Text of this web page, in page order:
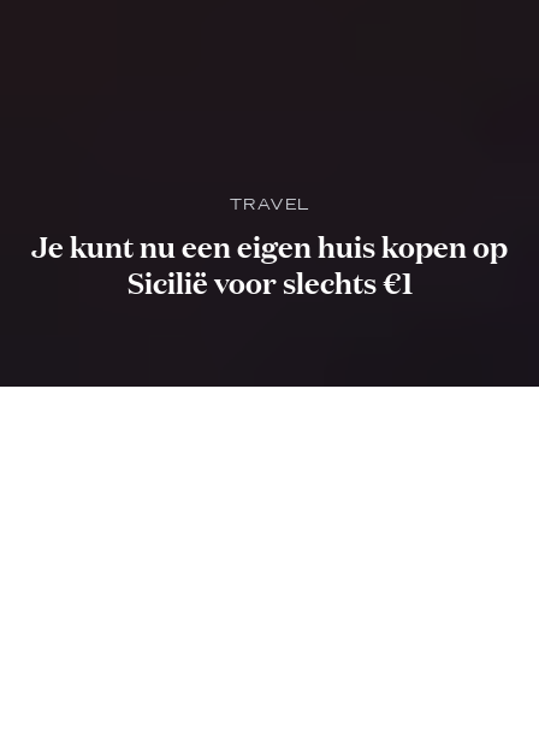
TRAVEL
Je kunt nu een eigen huis kopen op
Sicilië voor slechts €1